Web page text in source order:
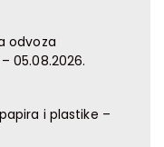
odvoza
05.08.2026.
i plastike –